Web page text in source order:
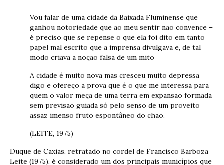
Vou falar de uma cidade da Baixada Fluminense que
ganhou notoriedade que ao meu sentir não convence –
é preciso que se repense o que ela foi dito em tanto
papel mal escrito que a imprensa divulgava e, de tal
modo criava a noção falsa de um mito
A cidade é muito nova mas cresceu muito depressa
digo e ofereço a prova que é o que me interessa para
quem o valor meça de uma terra em expansão formada
sem previsão guiada só pelo senso de um proveito
assaz imenso fruto espontâneo do chão.
(LEITE, 1975)
Duque de Caxias, retratado no cordel de Francisco Barboza
Leite (1975), é considerado um dos principais municípios que